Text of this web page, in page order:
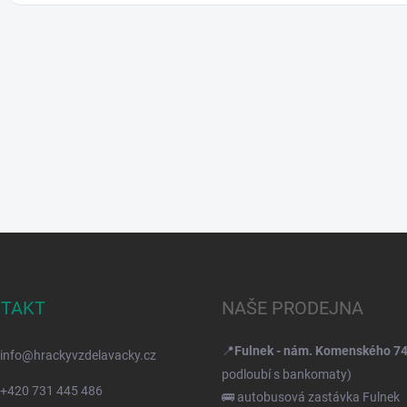
info@hrackyvzdelavacky.cz
+420 731 445 486
NAŠE PRODEJNA
📍Fulnek - nám. Komenského 74
podloubí s bankomaty)
🚌 autobusová zastávka Fulnek